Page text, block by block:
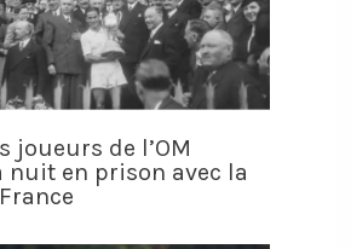
joueurs de l’OM
nuit en prison avec la